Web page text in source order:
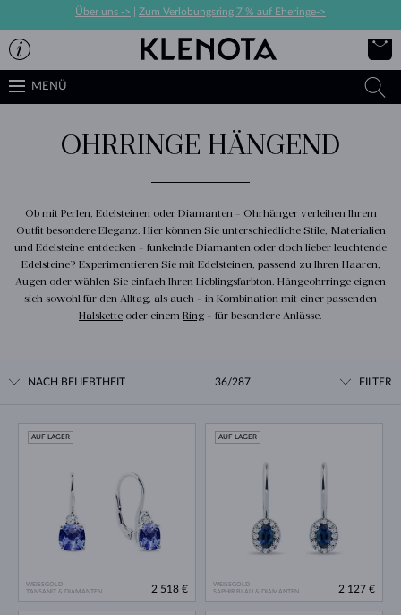
Über uns -> Zum Verlobungsring 7 % auf Eheringe->
MENÜ
OHRRINGE HÄNGEND
Ob mit Perlen, Edelsteinen oder Diamanten - Ohrhänger verleihen Ihrem
Outfit besondere Eleganz. Hier können Sie unterschiedliche Stile, Materialien
und Edelsteine entdecken - funkelnde Diamanten oder doch lieber leuchtende
Edelsteine? Experimentieren Sie mit Edelsteinen, passend zu Ihren Haaren,
Augen oder wählen Sie einfach Ihren Lieblingsfarbton. Hängeohrringe eignen
sich sowohl für den Alltag, als auch - in Kombination mit einer passenden
Halskette oder einem Ring - für besondere Anlässe.
NACH BELIEBTHEIT 36/287 FILTER
WEISSGOLD
TANSANIT & DIAMANTEN
AUF LAGER
2 518 €
WEISSGOLD
SAPHIR BLAU & DIAMANTEN
AUF LAGER
2 127 €